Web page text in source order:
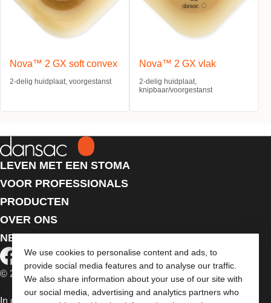
We use cookies to personalise content and ads, to
provide social media features and to analyse our traffic.
We also share information about your use of our site with
our social media, advertising and analytics partners who
Nova™ 2 GX soft convex
2-delig huidplaat, voorgestanst
Nova™ 2 GX vlak
2-delig huidplaat,
knipbaar/voorgestanst
LEVEN MET EEN STOMA
VOOR PROFESSIONALS
PRODUCTEN
OVER ONS
NEEM CONTACT MET ONS OP
© 2026 Dansac A/S. Alle rechten voorbehouden.
In de EU verkochte medische hulpmiddelen dienen